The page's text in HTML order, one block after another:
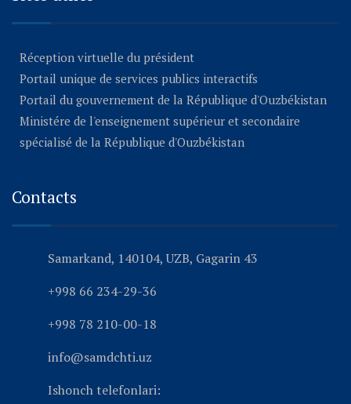
Réception virtuelle du président
Portail unique de services publics interactifs
Portail du gouvernement de la République d'Ouzbékistan
Ministére de l'enseignement supérieur et secondaire
spécialisé de la République d'Ouzbékistan
Contacts
Samarkand, 140104, UZB, Gagarin 43
+998 66 234-29-36
+998 78 210-00-18
info@samdchti.uz
Ishonch telefonlari: